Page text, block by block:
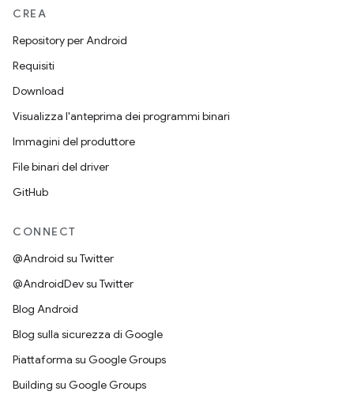
CREA
Repository per Android
Requisiti
Download
Visualizza l'anteprima dei programmi binari
Immagini del produttore
File binari del driver
GitHub
CONNECT
@Android su Twitter
@AndroidDev su Twitter
Blog Android
Blog sulla sicurezza di Google
Piattaforma su Google Groups
Building su Google Groups